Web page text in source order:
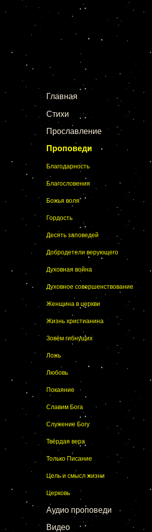
Главная
Стихи
Прославление
Проповеди
Благодарность
Благословения
Божья воля
Гордость
Десять заповедей
Добродетели верующего
Духовная война
Духовное совершенствование
Женщина в церкви
Жизнь христианина
Зовём гибнущих
Ложь
Любовь
Покаяние
Славим Бога
Служение Богу
Твёрдая вера
Только Писание
Цель и смысл жизни
Церковь
Аудио проповеди
Видео